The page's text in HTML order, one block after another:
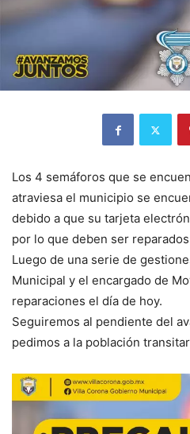
Los 4 semáforos que se
atraviesa el municipio se
debido a que su tarjeta
por lo que deben ser
Luego de una serie de
Municipal y el encargado de
reparaciones el día de hoy.
Seguiremos al pendiente del
pedimos a la población